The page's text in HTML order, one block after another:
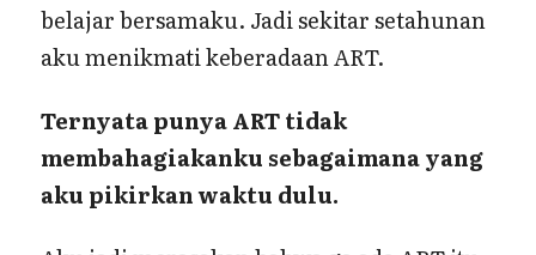
belajar bersamaku. Jadi sekitar setahunan
aku menikmati keberadaan ART.
Ternyata punya ART tidak
membahagiakanku sebagaimana yang
aku pikirkan waktu dulu.